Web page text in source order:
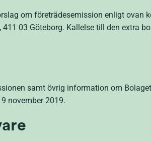
om företrädesemission enligt ovan
03 Göteborg. Kallelse till den extra
samt övrig information om
november 2019.